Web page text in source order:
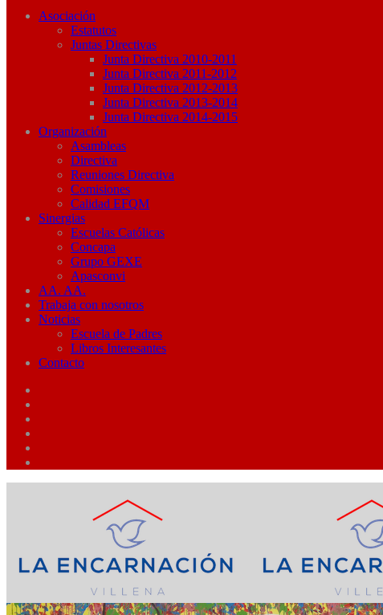
Asociación
Estatutos
Juntas Directivas
Junta Directiva 2010-2011
Junta Directiva 2011-2012
Junta Directiva 2012-2013
Junta Directiva 2013-2014
Junta Directiva 2014-2015
Organización
Asambleas
Directiva
Reuniones Directiva
Comisiones
Calidad EFQM
Sinergias
Escuelas Católicas
Concapa
Grupo GEXE
Apasconvi
AA. AA.
Trabaja con nosotros
Noticias
Escuela de Padres
Libros Interesantes
Contacto